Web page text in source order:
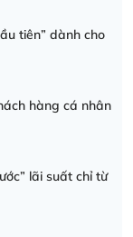
tiên” dành cho
hàng cá nhân
lãi suất chỉ từ